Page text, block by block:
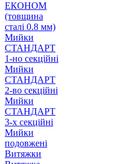
ЕКОНОМ
(товщина
сталі 0.8 мм)
Мийки
СТАНДАРТ
1-но секційні
Мийки
СТАНДАРТ
2-во секційні
Мийки
СТАНДАРТ
3-х секційні
Мийки
подовжені
Витяжки